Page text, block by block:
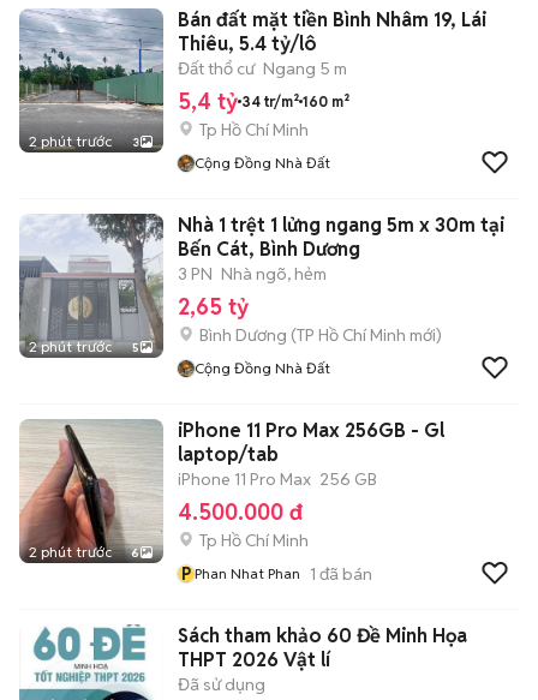
2 phút trước 3
Bán đất mặt tiền Bình Nhâm 19, Lái
Thiêu, 5.4 tỷ/lô
Đất thổ cư Ngang 5 m
5,4 tỷ 34 tr/m² 160 m²
Tp Hồ Chí Minh
Cộng Đồng Nhà Đất
2 phút trước 5
Nhà 1 trệt 1 lửng ngang 5m x 30m tại
Bến Cát, Bình Dương
3 PN Nhà ngõ, hẻm
2,65 tỷ
Bình Dương (TP Hồ Chí Minh mới)
Cộng Đồng Nhà Đất
2 phút trước 6
iPhone 11 Pro Max 256GB - Gl
laptop/tab
iPhone 11 Pro Max 256 GB
4.500.000 đ
Tp Hồ Chí Minh
P Phan Nhat Phan 1 đã bán
Sách tham khảo 60 Đề Minh Họa
THPT 2026 Vật lí
Đã sử dụng